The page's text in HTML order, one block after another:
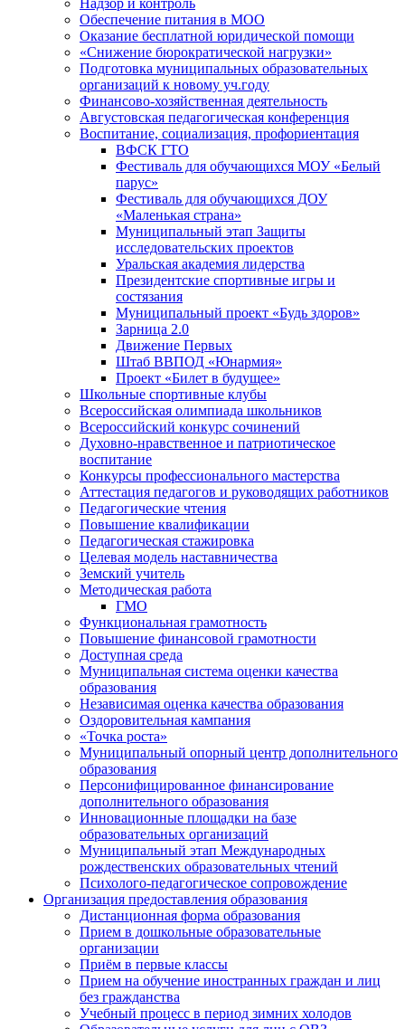
Надзор и контроль
Обеспечение питания в МОО
Оказание бесплатной юридической помощи
«Снижение бюрократической нагрузки»
Подготовка муниципальных образовательных
организаций к новому уч.году
Финансово-хозяйственная деятельность
Августовская педагогическая конференция
Воспитание, социализация, профориентация
ВФСК ГТО
Фестиваль для обучающихся МОУ «Белый
парус»
Фестиваль для обучающихся ДОУ
«Маленькая страна»
Муниципальный этап Защиты
исследовательских проектов
Уральская академия лидерства
Президентские спортивные игры и
состязания
Муниципальный проект «Будь здоров»
Зарница 2.0
Движение Первых
Штаб ВВПОД «Юнармия»
Проект «Билет в будущее»
Школьные спортивные клубы
Всероссийская олимпиада школьников
Всероссийский конкурс сочинений
Духовно-нравственное и патриотическое
воспитание
Конкурсы профессионального мастерства
Аттестация педагогов и руководящих работников
Педагогические чтения
Повышение квалификации
Педагогическая стажировка
Целевая модель наставничества
Земский учитель
Методическая работа
ГМО
Функциональная грамотность
Повышение финансовой грамотности
Доступная среда
Муниципальная система оценки качества
образования
Независимая оценка качества образования
Оздоровительная кампания
«Точка роста»
Муниципальный опорный центр дополнительного
образования
Персонифицированное финансирование
дополнительного образования
Инновационные площадки на базе
образовательных организаций
Муниципальный этап Международных
рождественских образовательных чтений
Психолого-педагогическое сопровождение
Организация предоставления образования
Дистанционная форма образования
Прием в дошкольные образовательные
организации
Приём в первые классы
Прием на обучение иностранных граждан и лиц
без гражданства
Учебный процесс в период зимних холодов